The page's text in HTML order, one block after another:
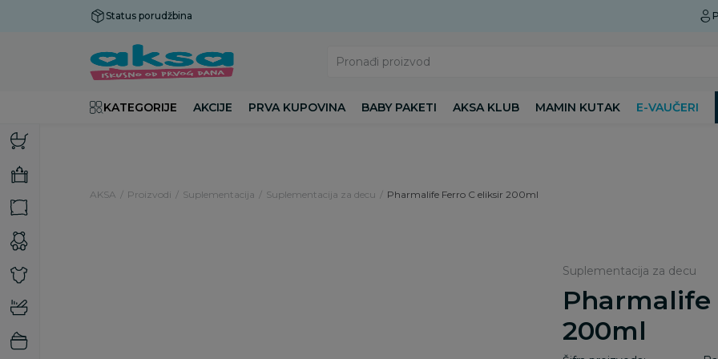
Status porudžbina
Pronađi proizvod
KATEGORIJE AKCIJE PRVA KUPOVINA BABY PAKETI AKSA KLUB MAMIN KUTAK E-VAUČERI
AKSA Proizvodi Suplementacija Suplementacija za decu Pharmalife Ferro C eliksir 200ml
Suplementacija za decu
Pharmalife
200ml